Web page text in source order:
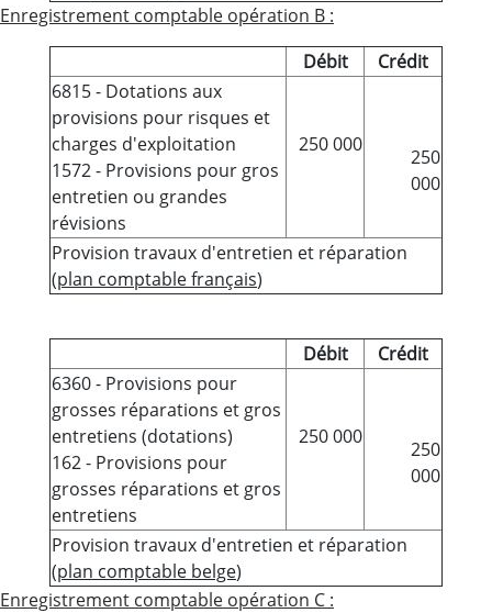
Enregistrement comptable opération B :
Débit
Crédit
6815 - Dotations aux
provisions pour risques et
charges d'exploitation
1572 - Provisions pour gros
entretien ou grandes
révisions
250 000
250
000
Provision travaux d'entretien et réparation
(plan comptable français)
Débit
Crédit
6360 - Provisions pour
grosses réparations et gros
entretiens (dotations)
162 - Provisions pour
grosses réparations et gros
entretiens
250 000
250
000
Provision travaux d'entretien et réparation
(plan comptable belge)
Enregistrement comptable opération C :